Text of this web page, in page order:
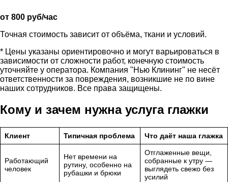
от 800 руб/час
Точная стоимость зависит от объёма, ткани и условий.
* Цены указаны ориентировочно и могут варьироваться в
зависимости от сложности работ, конечную стоимость
уточняйте у оператора. Компания "Нью Клининг" не несёт
ответственности за повреждения, возникшие не по вине
наших сотрудников. Все права защищены.
Кому и зачем нужна услуга глажки
Клиент Типичная проблема Что даёт наша глажка
Работающий
человек
Нет времени на
рутину, особенно на
рубашки и брюки
Отглаженные вещи,
собранные к утру —
выглядеть свежо без
усилий